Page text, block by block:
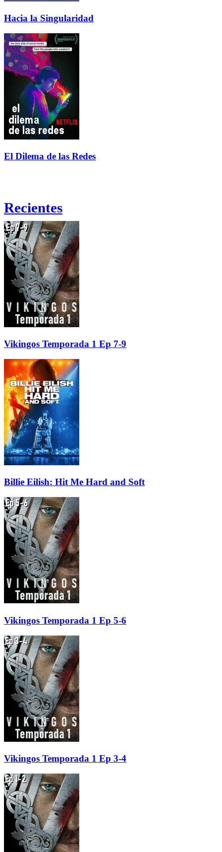
Hacia la Singularidad
El Dilema de las Redes
Recientes
Vikingos Temporada 1 Ep 7-9
Billie Eilish: Hit Me Hard and Soft
Vikingos Temporada 1 Ep 5-6
Vikingos Temporada 1 Ep 3-4